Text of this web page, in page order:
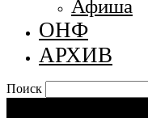
Афиша
ОНФ
АРХИВ
Поиск